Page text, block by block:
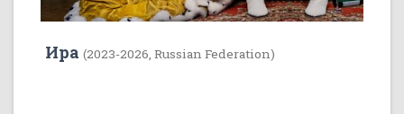
Ира (2023-2026, Russian Federation)